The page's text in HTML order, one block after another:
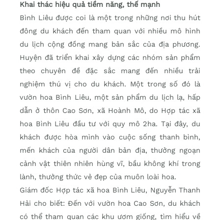
Khai thác hiệu quả tiềm năng, thế mạnh
Bình Liêu được coi là một trong những nơi thu hút
đông du khách đến tham quan với nhiều mô hình
du lịch cộng đồng mang bản sắc của địa phương.
Huyện đã triển khai xây dựng các nhóm sản phẩm
theo chuyên đề đặc sắc mang đến nhiều trải
nghiệm thú vị cho du khách. Một trong số đó là
vườn hoa Bình Liêu, một sản phẩm du lịch lạ, hấp
dẫn ở thôn Cao Sơn, xã Hoành Mô, do Hợp tác xã
hoa Bình Liêu đầu tư với quy mô 2ha. Tại đây, du
khách được hòa mình vào cuộc sống thanh bình,
mến khách của người dân bản địa, thưởng ngoạn
cảnh vật thiên nhiên hùng vĩ, bầu không khí trong
lành, thưởng thức vẻ đẹp của muôn loài hoa.
Giám đốc Hợp tác xã hoa Bình Liêu, Nguyễn Thanh
Hải cho biết: Ðến với vườn hoa Cao Sơn, du khách
có thể tham quan các khu ươm giống, tìm hiểu về